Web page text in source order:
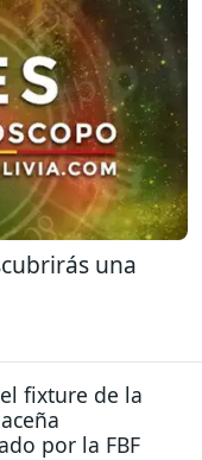
una
fixture de la
por la FBF